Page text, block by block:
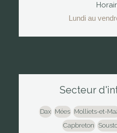
Lundi au
Secteur
Dax Mées Molliets-et-
Capbreton